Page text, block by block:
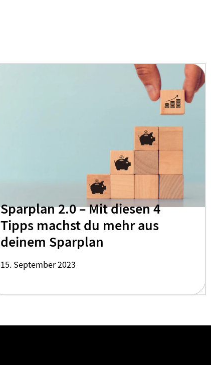
Sparplan 2.0 – Mit diesen 4
Tipps machst du mehr aus
deinem Sparplan
15. September 2023